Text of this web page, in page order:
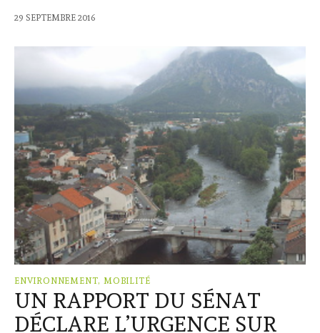
29 SEPTEMBRE 2016
ENVIRONNEMENT, MOBILITÉ
UN RAPPORT DU SÉNAT
DÉCLARE L’URGENCE SUR